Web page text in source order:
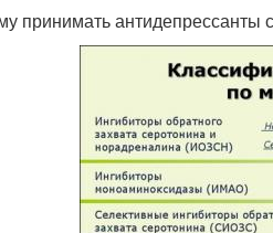
принимать антидепрессанты